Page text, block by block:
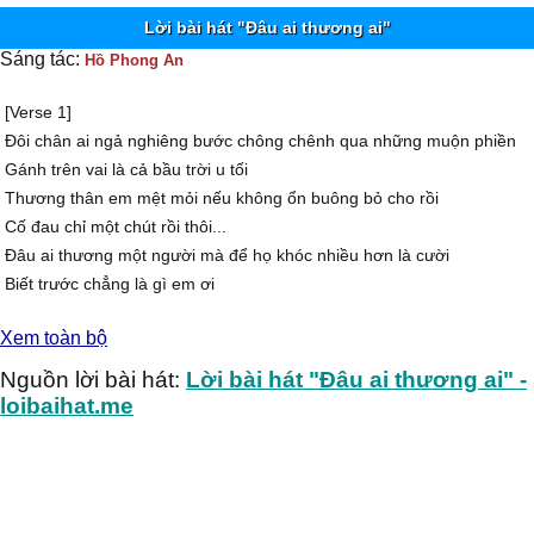
Lời bài hát "Đâu ai thương ai"
Sáng tác: Hồ Phong An
[Verse 1]
Đôi chân ai ngả nghiêng bước chông chênh qua những muộn phiền
Gánh trên vai là cả bầu trời u tối
Thương thân em mệt mỏi nếu không ổn buông bỏ cho rồi
Cố đau chỉ một chút rồi thôi...
Đâu ai thương một người mà để họ khóc nhiều hơn là cười
Biết trước chẳng là gì em ơi
người
Chỉ mong một ai tới hỏi han...
[Điệp khúc]
Xem toàn bộ
Nguồn lời bài hát: Lời bài hát "Đâu ai thương ai" -
loibaihat.me